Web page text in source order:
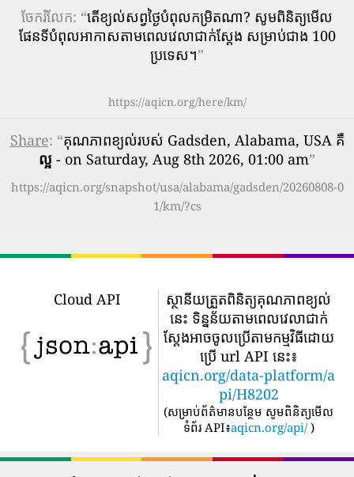
ចែករំលែក: “តើ​ខ្យល់​សព្វថ្ងៃ​បំពុល​កម្រិត​ណា? សូមពិនិត្យមើល
ផែនទីបំពុលអាកាសតាមពេលវេលាជាក់ស្តែង សម្រាប់ជាង 100
ប្រទេស។”
https://aqicn.org/here/km/
Share: “គុណភាពខ្យល់របស់ Gadsden, Alabama, USA គឺ
ល្អ - on Saturday, Aug 8th 2026, 01:00 am”
https://aqicn.org/snapshot/usa/alabama/gadsden/20260808-0
1/km/?cs
Cloud API
ស្ថានីយត្រួតពិនិត្យគុណភាពខ្យល់
នេះ ទិន្នន័យតាមពេលវេលាជាក់
ស្តែងអាចចូលប្រើតាមកម្មវិធីដោយ
ប្រើ url API នេះ៖
aqicn.org/data-platform/a
pi/H8202
(សម្រាប់ព័ត៌មានបន្ថែម សូមពិនិត្យមើល
ទំព័រ API៖aqicn.org/api/ )